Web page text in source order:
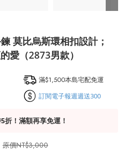
莫比烏斯環相扣設計；
愛（2873男款）
滿$1,500本島宅配免運
訂閱電子報週週送300
折！滿額再享免運！
NT$3,000